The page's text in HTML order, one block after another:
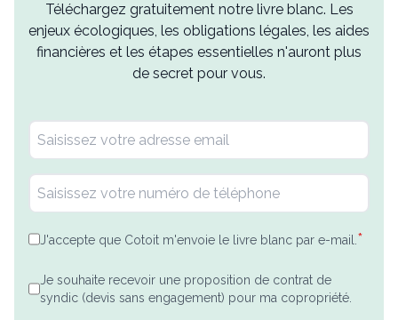
Téléchargez gratuitement notre livre blanc. Les
enjeux écologiques, les obligations légales, les aides
financières et les étapes essentielles n'auront plus
de secret pour vous.
J'accepte que Cotoit m'envoie le livre blanc par e-mail. *
Je souhaite recevoir une proposition de contrat de
syndic (devis sans engagement) pour ma copropriété.